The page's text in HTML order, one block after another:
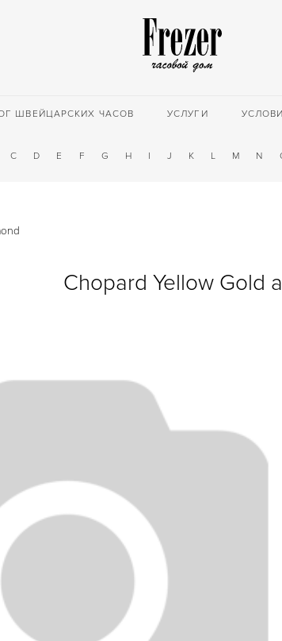
ШВЕЙЦАРСКИХ ЧАСОВ УСЛУГИ
C D E F G H I J K L M N
Chopard Yellow Gold